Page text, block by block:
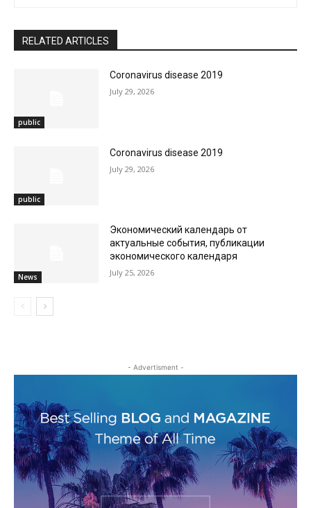
RELATED ARTICLES
public
Coronavirus disease 2019
July 29, 2026
public
Coronavirus disease 2019
July 29, 2026
News
Экономический календарь от
актуальные события, публикации
экономического календаря
July 25, 2026
- Advertisment -